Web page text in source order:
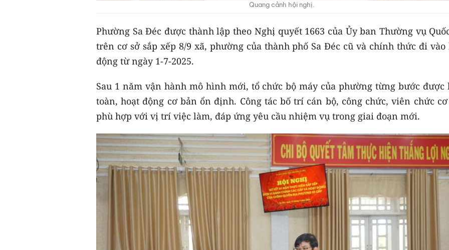
Quang cảnh hội nghị.
Phường Sa Đéc được thành lập theo Nghị quyết 1663 của Ủy ban Thường vụ
trên cơ sở sắp xếp 8/9 xã, phường của thành phố Sa Đéc cũ và chính thức đi vào
động từ ngày 1-7-2025.
Sau 1 năm vận hành mô hình mới, tổ chức bộ máy của phường từng bước được
toàn, hoạt động cơ bản ổn định. Công tác bố trí cán bộ, công chức, viên chức
phù hợp với vị trí việc làm, đáp ứng yêu cầu nhiệm vụ trong giai đoạn mới.